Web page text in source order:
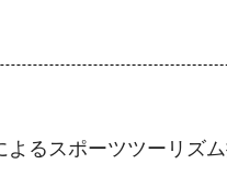
よるスポーツツーリズ